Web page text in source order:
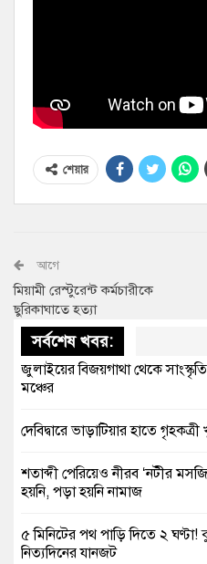
শেয়ার
আগে
মিয়ামী রেস্টুরেন্ট কর্মচারীকে
ছুরিকাঘাতে হত্যা
সর্বশেষ খবর:
জুলাইয়ের বিজয়গাথা থেকে
মঞ্চের
দেবিদ্বারে ভাড়াটিয়ার হাতে
শতাব্দী পেরিয়েও নীরব ‘নটীর
হয়নি, পড়া হয়নি নামাজ
৫ মিনিটের পথ পাড়ি দিতে ২
নিত্যদিনের যানজট